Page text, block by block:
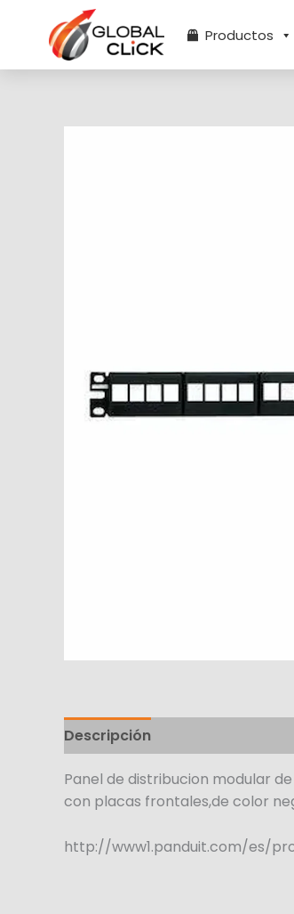
contenido
Productos
Descripción
Panel de distribucion modular
con placas frontales,de color
http://www1.panduit.com/es/